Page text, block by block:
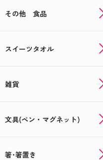
その他 食品
スイーツタオル
雑貨
文具(ペン・マグネット)
箸･箸置き